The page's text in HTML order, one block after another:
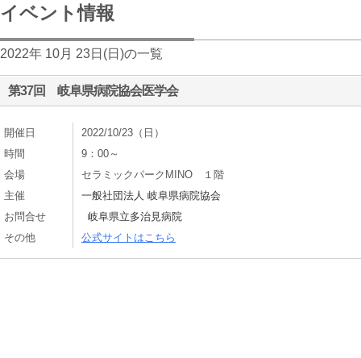
イベント情報
2022年 10月 23日(日)の一覧
第37回 岐阜県病院協会医学会
開催日
2022/10/23（日）
時間
9：00～
会場
セラミックパークMINO １階
主催
一般社団法人 岐阜県病院協会
お問合せ
岐阜県立多治見病院
その他
公式サイトはこちら